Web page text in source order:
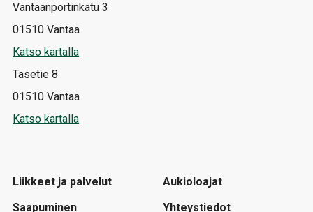
Vantaanportinkatu 3
01510 Vantaa
Katso kartalla
Tasetie 8
01510 Vantaa
Katso kartalla
Liikkeet ja palvelut
Saapuminen
Aukioloajat
Yhteystiedot